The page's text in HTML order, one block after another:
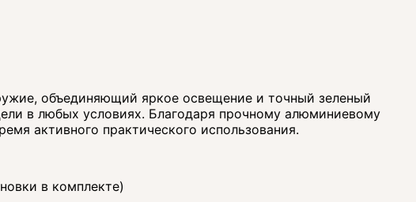
объединяющий яркое освещение и точный зеленый
в любых условиях. Благодаря прочному алюминиевому
активного практического использования.
в комплекте)